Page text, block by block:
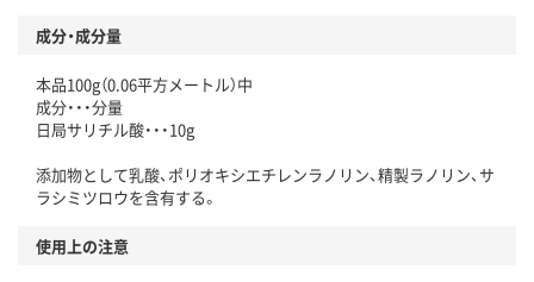
成分・成分量
本品100g（0.06平方メートル）中
成分・・・分量
日局サリチル酸・・・10g
添加物として乳酸、ポリオキシエチレンラノリン、精製ラノリン、サ
ラシミツロウを含有する。
使用上の注意